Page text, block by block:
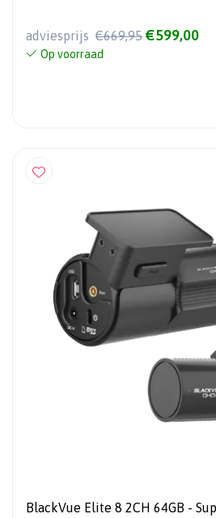
adviesprijs €669,95 €599,00
Op voorraad
BlackVue Elite 8 2CH 64GB -